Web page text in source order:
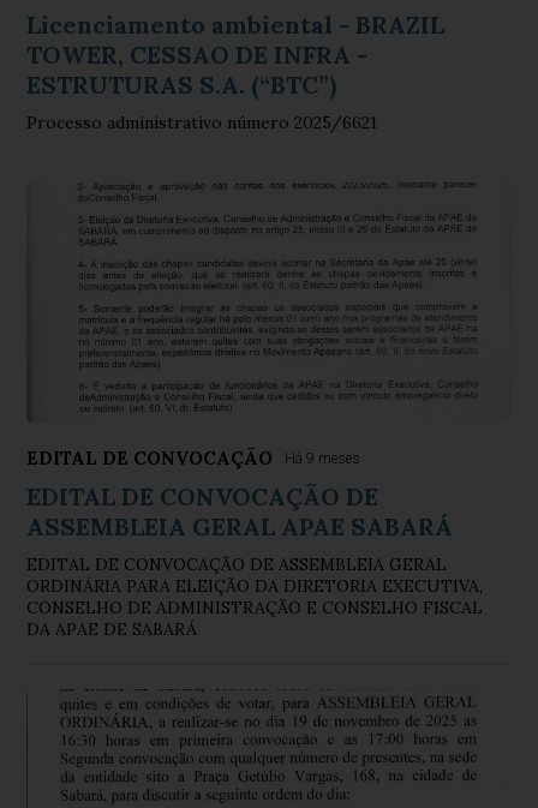
Licenciamento ambiental - BRAZIL
TOWER, CESSAO DE INFRA -
ESTRUTURAS S.A. (“BTC”)
Processo administrativo número 2025/6621
EDITAL DE CONVOCAÇÃO Há 9 meses
EDITAL DE CONVOCAÇÃO DE
ASSEMBLEIA GERAL APAE SABARÁ
EDITAL DE CONVOCAÇÃO DE ASSEMBLEIA GERAL
ORDINÁRIA PARA ELEIÇÃO DA DIRETORIA EXECUTIVA,
CONSELHO DE ADMINISTRAÇÃO E CONSELHO FISCAL
DA APAE DE SABARÁ